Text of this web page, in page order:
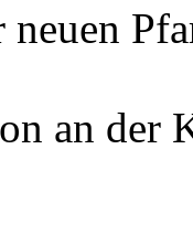
neuen
an der